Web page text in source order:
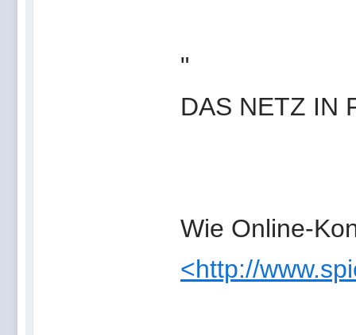
"
DAS NETZ IN
Wie Online-
<http://